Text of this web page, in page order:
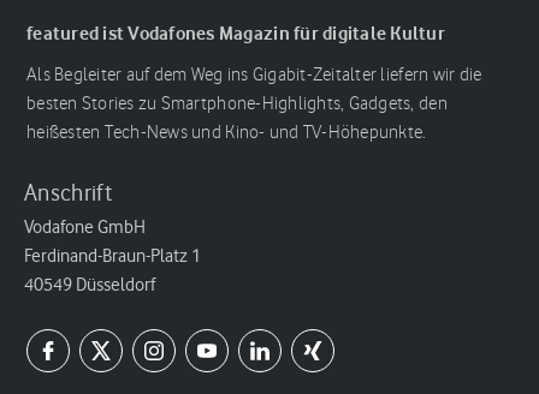
featured ist Vodafones Magazin für digitale Kultur
Als Begleiter auf dem Weg ins Gigabit-Zeitalter liefern wir die
besten Stories zu Smartphone-Highlights, Gadgets, den
heißesten Tech-News und Kino- und TV-Höhepunkte.
Anschrift
Vodafone GmbH
Ferdinand-Braun-Platz 1
40549 Düsseldorf